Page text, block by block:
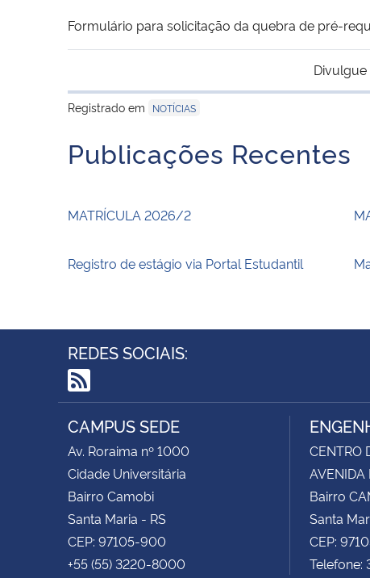
Formulário para solicitação da quebra de pré-
Registrado em
NOTÍCIAS
Publicações Recentes
MATRÍCULA 2026/2
Registro de estágio via Portal Estudantil
REDES SOCIAIS:
RSS
CAMPUS SEDE
Av. Roraima nº 1000
Cidade Universitária
Bairro Camobi
Santa Maria - RS
CEP: 97105-900
+55 (55) 3220-8000
CENTRO
AVENIDA
Bairro
Santa
CEP:
Telefone: